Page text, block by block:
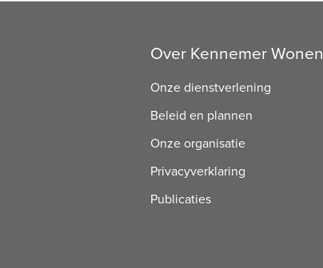
Over Kennemer Wonen
Onze dienstverlening
Beleid en plannen
Onze organisatie
Privacyverklaring
Publicaties